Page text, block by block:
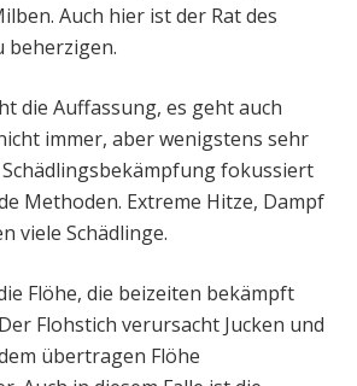
Auch hier ist der Rat des
beherzigen.
die Auffassung, es geht auch
immer, aber wenigstens sehr
fokussiert
Methoden. Extreme Hitze, Dampf
viele Schädlinge.
Flöhe, die beizeiten bekämpft
Flohstich verursacht Jucken und
übertragen Flöhe